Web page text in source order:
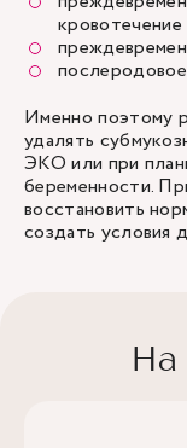
Именно поэтому
удалять
ЭКО или при
беременности.
восстановить
создать условия
На